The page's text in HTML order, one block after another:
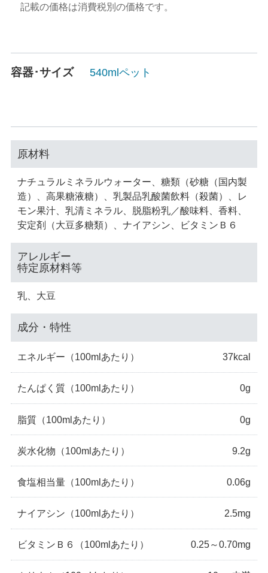
記載の価格は消費税別の価格です。
容器･サイズ 540mlペット
原材料
ナチュラルミネラルウォーター、糖類（砂糖（国内製
造）、高果糖液糖）、乳製品乳酸菌飲料（殺菌）、レ
モン果汁、乳清ミネラル、脱脂粉乳／酸味料、香料、
安定剤（大豆多糖類）、ナイアシン、ビタミンＢ６
アレルギー
特定原材料等
乳、大豆
成分・特性
エネルギー （100mlあたり） 37kcal
たんぱく質 （100mlあたり） 0g
脂質 （100mlあたり） 0g
炭水化物 （100mlあたり） 9.2g
食塩相当量 （100mlあたり） 0.06g
ナイアシン （100mlあたり） 2.5mg
ビタミンＢ６ （100mlあたり） 0.25～0.70mg